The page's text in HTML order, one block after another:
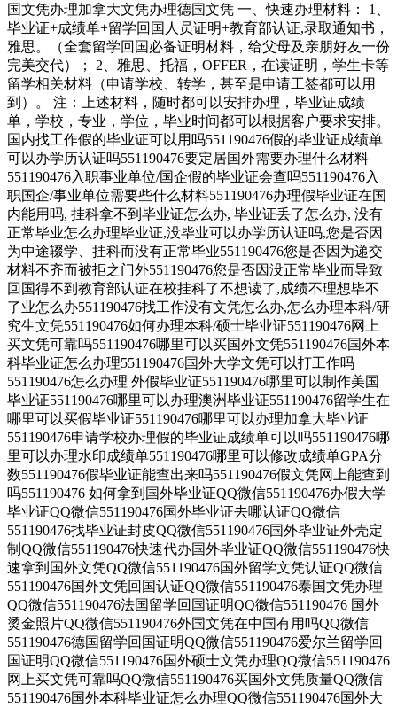
国文凭办理加拿大文凭办理德国文凭 一、快速办理材料： 1、
毕业证+成绩单+留学回国人员证明+教育部认证,录取通知书，
雅思。（全套留学回国必备证明材料，给父母及亲朋好友一份
完美交代）； 2、雅思、托福，OFFER，在读证明，学生卡等
留学相关材料（申请学校、转学，甚至是申请工签都可以用
到）。 注：上述材料，随时都可以安排办理，毕业证成绩
单，学校，专业，学位，毕业时间都可以根据客户要求安排。
国内找工作假的毕业证可以用吗551190476假的毕业证成绩单
可以办学历认证吗551190476要定居国外需要办理什么材料
551190476入职事业单位/国企假的毕业证会查吗551190476入
职国企/事业单位需要些什么材料551190476办理假毕业证在国
内能用吗, 挂科拿不到毕业证怎么办, 毕业证丢了怎么办, 没有
正常毕业怎么办理毕业证,没毕业可以办学历认证吗,您是否因
为中途辍学、挂科而没有正常毕业551190476您是否因为递交
材料不齐而被拒之门外551190476您是否因没正常毕业而导致
回国得不到教育部认证在校挂科了不想读了,成绩不理想毕不
了业怎么办551190476找工作没有文凭怎么办,怎么办理本科/研
究生文凭551190476如何办理本科/硕士毕业证551190476网上
买文凭可靠吗551190476哪里可以买国外文凭551190476国外本
科毕业证怎么办理551190476国外大学文凭可以打工作吗
551190476怎么办理 外假毕业证551190476哪里可以制作美国
毕业证551190476哪里可以办理澳洲毕业证551190476留学生在
哪里可以买假毕业证551190476哪里可以办理加拿大毕业证
551190476申请学校办理假的毕业证成绩单可以吗551190476哪
里可以办理水印成绩单551190476哪里可以修改成绩单GPA分
数551190476假毕业证能查出来吗551190476假文凭网上能查到
吗551190476 如何拿到国外毕业证QQ微信551190476办假大学
毕业证QQ微信551190476国外毕业证去哪认证QQ微信
551190476找毕业证封皮QQ微信551190476国外毕业证外壳定
制QQ微信551190476快速代办国外毕业证QQ微信551190476快
速拿到国外文凭QQ微信551190476国外留学文凭认证QQ微信
551190476国外文凭回国认证QQ微信551190476泰国文凭办理
QQ微信551190476法国留学回国证明QQ微信551190476 国外
烫金照片QQ微信551190476外国文凭在中国有用吗QQ微信
551190476德国留学回国证明QQ微信551190476爱尔兰留学回
国证明QQ微信551190476国外硕士文凭办理QQ微信551190476
网上买文凭可靠吗QQ微信551190476买国外文凭质量QQ微信
551190476国外本科毕业证怎么办理QQ微信551190476国外大